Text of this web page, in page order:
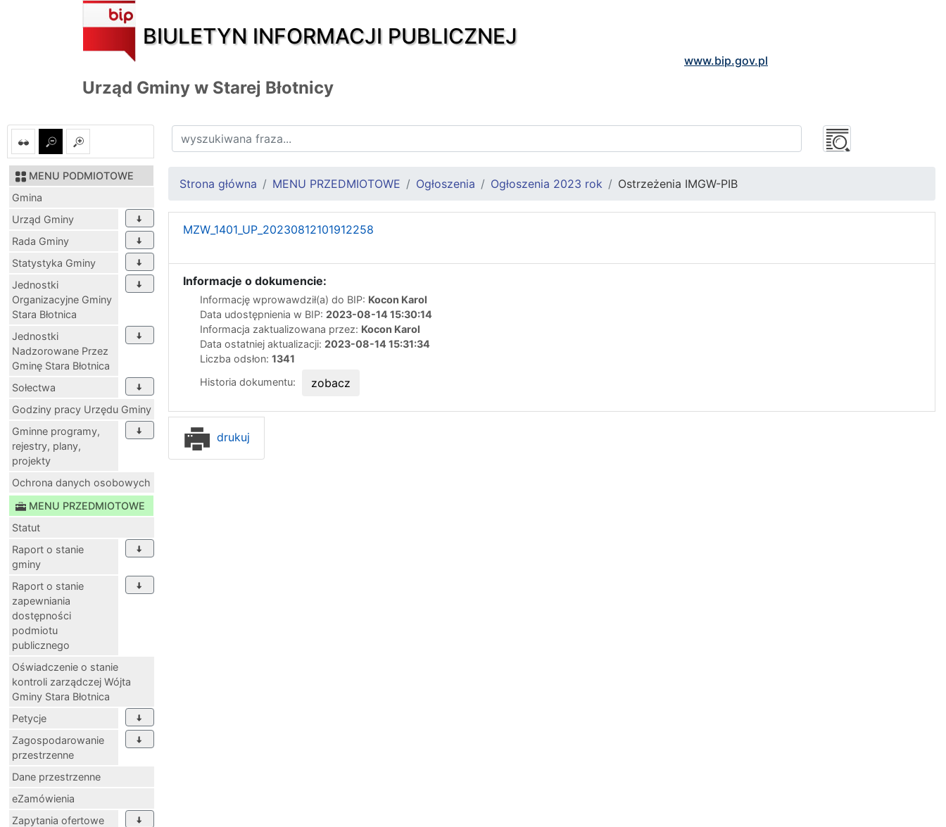
BIULETYN INFORMACJI PUBLICZNEJ
www.bip.gov.pl
Urząd Gminy w Starej Błotnicy
MENU PODMIOTOWE
Gmina
Urząd Gminy
Rada Gminy
Statystyka Gminy
Jednostki
Organizacyjne Gminy
Stara Błotnica
Jednostki
Nadzorowane Przez
Gminę Stara Błotnica
Sołectwa
Godziny pracy Urzędu Gminy
Gminne programy,
rejestry, plany,
projekty
Ochrona danych osobowych
MENU PRZEDMIOTOWE
Statut
Raport o stanie
gminy
Raport o stanie
zapewniania
dostępności
podmiotu
publicznego
Oświadczenie o stanie
kontroli zarządczej Wójta
Gminy Stara Błotnica
Petycje
Zagospodarowanie
przestrzenne
Dane przestrzenne
eZamówienia
Zapytania ofertowe
Strona główna MENU PRZEDMIOTOWE Ogłoszenia Ogłoszenia 2023 rok Ostrzeżenia IMGW-PIB
MZW_1401_UP_20230812101912258
Informacje o dokumencie:
Informację wprowawdził(a) do BIP: Kocon Karol
Data udostępnienia w BIP: 2023-08-14 15:30:14
Informacja zaktualizowana przez: Kocon Karol
Data ostatniej aktualizacji: 2023-08-14 15:31:34
Liczba odsłon: 1341
Historia dokumentu:
zobacz
drukuj